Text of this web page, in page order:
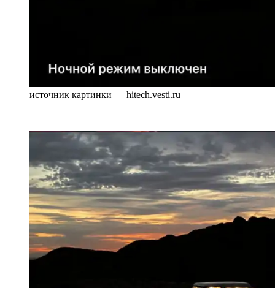
источник картинки — hitech.vesti.ru